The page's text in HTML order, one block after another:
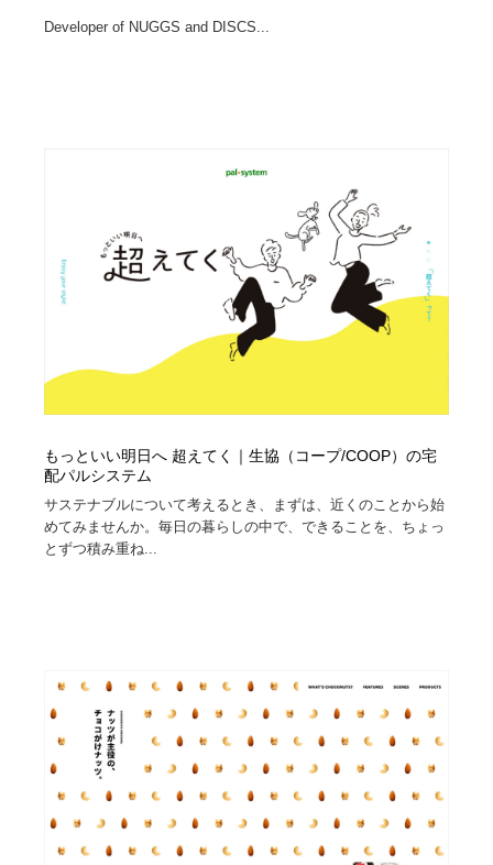
Developer of NUGGS and DISCS...
もっといい明日へ 超えてく｜生協（コープ/COOP）の宅
配パルシステム
サステナブルについて考えるとき、まずは、近くのことから始
めてみませんか。毎日の暮らしの中で、できることを、ちょっ
とずつ積み重ね...